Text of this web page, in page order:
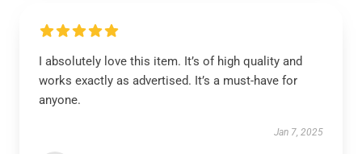
I absolutely love this item. It’s of high quality and
works exactly as advertised. It’s a must-have for
anyone.
Jan 7, 2025